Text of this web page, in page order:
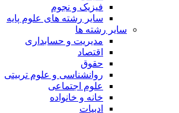
فیزیک و نجوم
سایر رشته های علوم پایه
سایر رشته ها
مدیریت و حسابداری
اقتصاد
حقوق
روانشناسی و علوم تربیتی
علوم اجتماعی
خانه و خانواده
ادبیات